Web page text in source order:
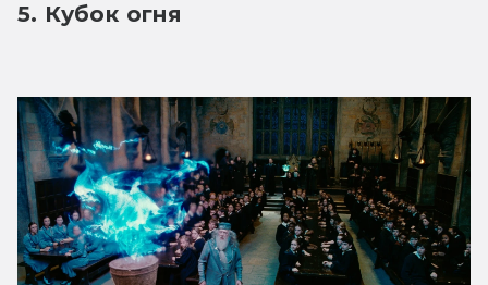
5. Кубок огня